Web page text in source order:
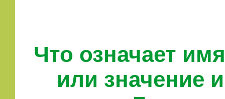
Что означает
или значение